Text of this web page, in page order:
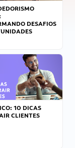
DESAFIOS
10 DICAS
CLIENTES